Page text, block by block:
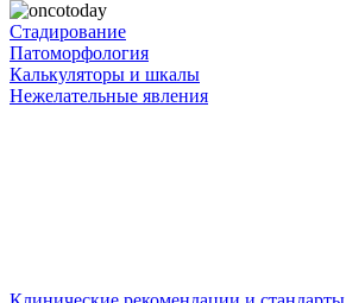
Стадирование
Патоморфология
Калькуляторы и шкалы
Нежелательные явления